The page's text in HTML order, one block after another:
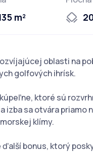
m²
oblasti na
golfových ihrísk.
ktoré sú
izba sa otvára
klímy.
bonus, ktorý